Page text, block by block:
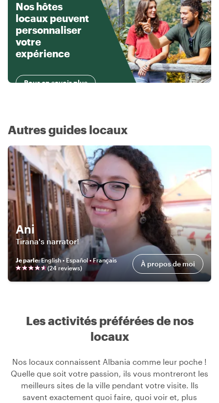
Nos hôtes
locaux peuvent
personnaliser
votre
expérience
Pour en savoir plus
Autres guides locaux
Ani
Tirana's narrator!
Je parle:English • Español • Français
(24 reviews) À propos de moi
Les activités préférées de nos
locaux
Nos locaux connaissent Albania comme leur poche !
Quelle que soit votre passion, ils vous montreront les
meilleurs sites de la ville pendant votre visite. Ils
savent exactement quoi faire, quoi voir et, plus